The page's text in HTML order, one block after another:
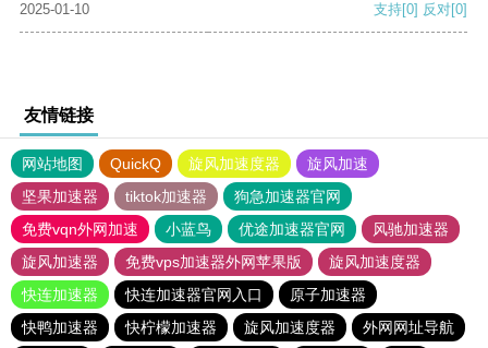
2025-01-10
支持[0] 反对[0]
友情链接
网站地图 QuickQ 旋风加速度器
旋风加速
坚果加速器
tiktok加速器
狗急加速器官网
免费vqn外网加速
小蓝鸟 优途加速器官网
风驰加速器
旋风加速器
免费vps加速器外网苹果版
旋风加速度器
快连加速器
快连加速器官网入口
原子加速器
快鸭加速器
快柠檬加速器 旋风加速度器
外网网址导航